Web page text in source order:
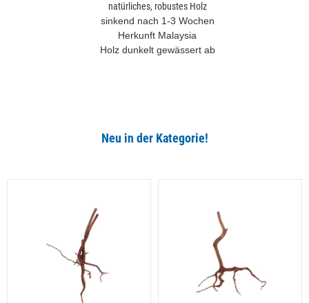
natürliches, robustes Holz
sinkend nach 1-3 Wochen
Herkunft Malaysia
Holz dunkelt gewässert ab
Neu in der Kategorie!